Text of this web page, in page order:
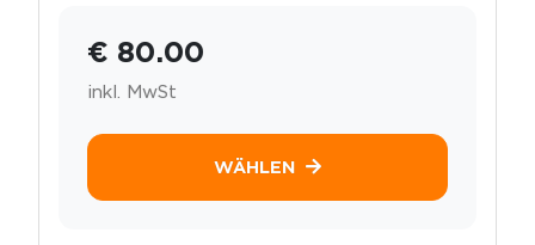
€ 80.00
inkl. MwSt
WÄHLEN